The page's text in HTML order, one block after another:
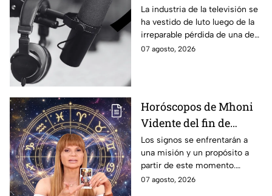
televisión; fue uno de
los grandes referentes
de la pantalla chica y
querido por miles de
La industria de la televisión se
ha vestido de luto luego de la
irreparable pérdida de una de
las figuras más destacadas.
07 agosto, 2026
Horóscopos de Mhoni
Vidente del fin de
semana: predicciones
en el amor, dinero,
salud y suerte en el
portal del infinito
Los signos se enfrentarán a
una misión y un propósito a
partir de este momento.
Algunos tendrán etapas de
07 agosto, 2026